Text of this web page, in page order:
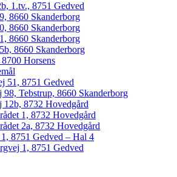
1.tv., 8751 Gedved
8660 Skanderborg
8660 Skanderborg
8660 Skanderborg
8660 Skanderborg
Horsens
51, 8751 Gedved
98, Tebstrup, 8660 Skanderborg
12b, 8732 Hovedgård
1, 8732 Hovedgård
2a, 8732 Hovedgård
1, 8751 Gedved – Hal 4
1, 8751 Gedved